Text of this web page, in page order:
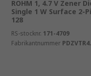
ROHM 1, 4.7 V Zener
Single 1 W Surface 2-
128
RS-stocknr. 171-4709
Fabrikantnummer